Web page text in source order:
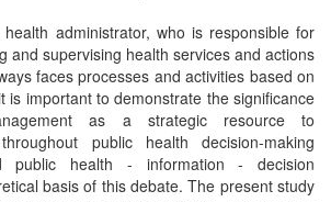
administrator, who is responsible for
and supervising health services and actions
faces processes and activities based on
is important to demonstrate the significance
as a strategic resource to
public health decision-making
public health - information - decision
basis of this debate. The present study